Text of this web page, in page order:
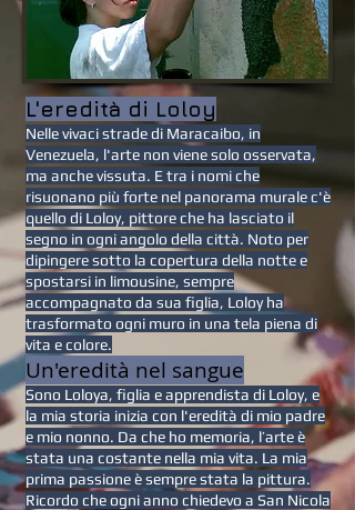
L'eredità di Loloy
Nelle vivaci strade di Maracaibo, in
Venezuela, l'arte non viene solo osservata,
ma anche vissuta. E tra i nomi che
risuonano più forte nel panorama murale c'è
quello di Loloy, pittore che ha lasciato il
segno in ogni angolo della città. Noto per
dipingere sotto la copertura della notte e
spostarsi in limousine, sempre
accompagnato da sua figlia, Loloy ha
trasformato ogni muro in una tela piena di
vita e colore.
Un'eredità nel sangue
Sono Loloya, figlia e apprendista di Loloy, e
la mia storia inizia con l'eredità di mio padre
e mio nonno. Da che ho memoria, l’arte è
stata una costante nella mia vita. La mia
prima passione è sempre stata la pittura.
Ricordo che ogni anno chiedevo a San Nicola